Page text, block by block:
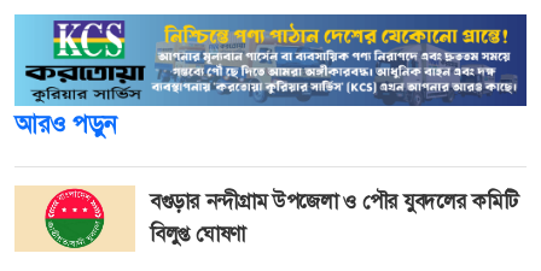
আরও পড়ুন
বগুড়ার নন্দীগ্রাম উপজেলা ও পৌর যুবদলের কমিটি
বিলুপ্ত ঘোষণা